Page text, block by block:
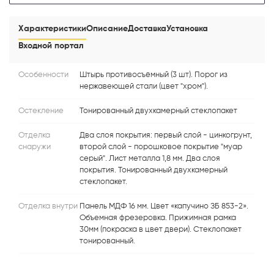
ХарактеристикиОписаниеДоставкаУстановка
Входной портал
Особенности
Штырь противосъёмный (3 шт). Порог из
нержавеющей стали (цвет "хром").
Остекление Тонированный двухкамерный стеклопакет
Отделка
снаружи
Два слоя покрытия: первый слой - цинкогрунт,
второй слой - порошковое покрытие "муар
серый". Лист металла 1,8 мм. Два слоя
покрытия. Тонированный двухкамерный
стеклопакет.
Отделка внутри
Панель МДФ 16 мм. Цвет «капучино ЗБ 853-2».
Объемная фрезеровка. Прижимная рамка
30мм (покраска в цвет двери). Стеклопакет
тонированный.